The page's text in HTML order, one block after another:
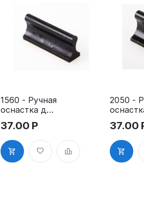
1560 - Ручная
оснастка для
штампа
15х60 мм с
клеевым
слоем
37.00 Р
2050 -
штампа
20х50
клеевым
слоем
37.00